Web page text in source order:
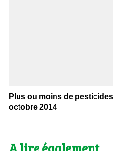
Plus ou moins de
octobre 2014
A lire également